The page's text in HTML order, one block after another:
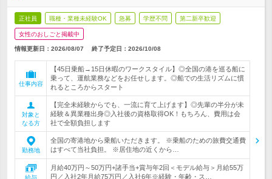
正社員 職種・業種未経験OK 急募 学歴不問 第二新卒歓迎
女性のおしごと掲載中
情報更新日：2026/08/07 終了予定日： 2026/10/08
仕事内容
【45日乗船→15日休暇のワークスタイル】◎全国の港を巡る船に
乗って、運航業務などをお任せします。◎船での生活リズムに慣
れるところからスタート
対象と
なる方
【完全未経験からでも、一流に育て上げます】◎先輩の半分が未
経験＆異業種出身◎入社後の資格取得OK！もちろん、費用は会
社で全額負担します
勤務地
全国の寄港地から乗船いただきます。 ※乗船のための旅費交通費
はすべて当社負担。 ※居住地の近くから…
給与
月給40万円～50万円+諸手当+賞与年2回＜モデル給与＞月給55万
円／入社2年月給75万円／入社6年※経験・年齢・ス…